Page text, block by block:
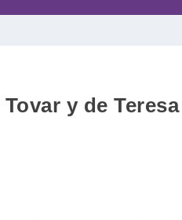
y de